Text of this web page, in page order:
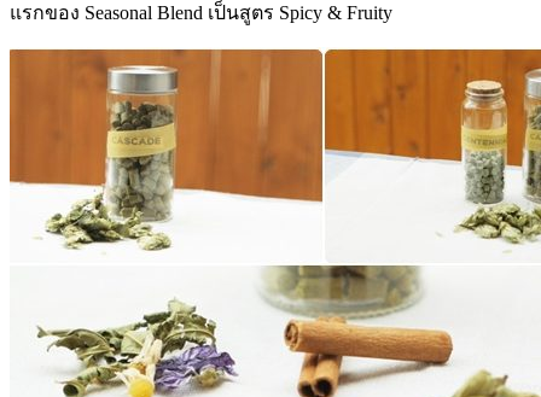
แรกของ Seasonal Blend เป็นสูตร Spicy & Fruity